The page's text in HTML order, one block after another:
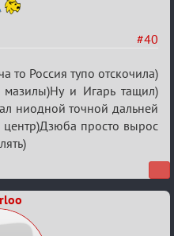
#40
то Россия тупо отскочила)
и Игарь тащил)
ниодной точной дальней
просто вырос